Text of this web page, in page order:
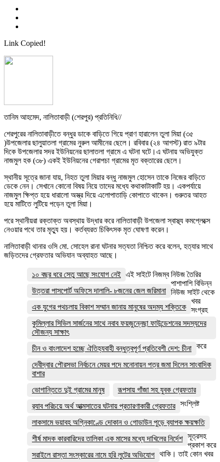
Link Copied!
তানিম আহমেদ, নালিতাবাড়ী (শেরপুর) প্রতিনিধি//
শেরপুরের নালিতাবাড়ীতে বন্ধুর ডাকে বাড়িতে গিয়ে প্রাণ হারালেন তুলা মিয়া (৩৫
)উপজেলার ছালুয়াতলা গ্রামের নুরুল আমীনের ছেলে। রবিবার (২৪ আগস্ট) রাত ৯টার
দিকে উপজেলার সদর ইউনিয়নের ছালাতলা গ্রামে এ ঘটনা ঘটে।এ ঘটনায় অভিযুক্ত
নাজমুল হক (৩৮) একই ইউনিয়নের গেরাপচা গ্রামের মৃত বক্তারের ছেলে।
স্থানীয় সূত্রে জানা যায়, নিহত তুলা মিয়ার বন্ধু নাজমুল হোসেন তাকে নিজের বাড়িতে
ডেকে নেন। সেখানে কোনো বিষয় নিয়ে তাদের মধ্যে কথাকাটাকাটি হয়। একপর্যায়ে
নাজমুল ক্ষিপ্ত হয়ে ধারালো অস্ত্র দিয়ে এলোপাতাড়ি কোপাতে থাকেন। গুরুতর আহত
হয়ে মাটিতে লুটিয়ে পড়েন তুলা মিয়া।
পরে স্থানীয়রা রক্তাক্ত অবস্থায় উদ্ধার করে নালিতাবাড়ী উপজেলা স্বাস্থ্য কমপ্লেক্সে
নেওয়ার পথে তার মৃত্যু হয়। কর্তব্যরত চিকিৎসক মৃত ঘোষণা করেন।
নালিতাবাড়ী থানার ওসি মো. সোহেল রানা ঘটনার সত্যতা নিশ্চিত করে বলেন, হত্যার সাথে
জড়িতদের গ্রেফতার অভিযান অব্যাহত আছে।
১০ বছর ধরে সেতু আছে সংযোগ নেই
উত্তরা পাসপোর্ট অফিসে দালালি- ৮জনের জেল জরিমানা
এক যুগের পথচলায় বিকাশ সম্মান জানায় মানুষের অদম্য শক্তিকে
কুমিল্লার সিভিল সার্জনের সাথে নবাব ফয়জুন্নেছা ফাউন্ডেশনের সদস্যদের
সৌজন্য সাক্ষাৎ
চীন ও বাংলাদেশ হচ্ছে ঐতিহ্যবাহী বন্ধুত্বপূর্ণ প্রতিবেশী দেশ: চীনা
দেবীদ্বার পৌরসভা নির্বচনে মেয়র পদে মনোনায়ন পত্র জমা দিলেন সাংবাদিক
বাশার
ভোগান্তিতে দুই গ্রামের মানুষ
রূপসায় গাঁজা সহ যুবক গ্রেফতার
র‌্যাব পরিচয়ে অর্থ আত্মসাতের ঘটনায় প্রতারণাকারী গ্রেফতার
লাকসামে ভয়াবহ অগ্নিকাণ্ডে দোকান ও গোডাউন পুড়ে ব‍্যাপক ক্ষয়ক্ষতি
শীর্ষ মাদক কারবারিদের তালিকা এক মাসের মধ্যে দাখিলের নির্দেশ
সরাইলে রাস্তা সংস্কারের নামে হরি লুটের অভিযোগ
এই সাইটে নিজম্ব নিউজ তৈরির
পাশাপাশি বিভিন্ন
নিউজ সাইট থেকে
খবর
সংগ্রহ
করে
সংশ্লিষ্ট
সূত্রসহ
প্রকাশ করে
থাকি। তাই কোন খবর